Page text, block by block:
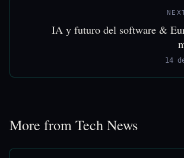
IA y futuro del software &
14
More from Tech News